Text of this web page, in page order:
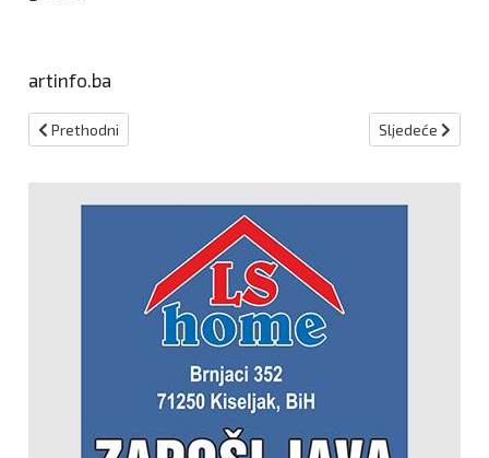
artinfo.ba
Prethodni članak: Čavara odbio pomilovati šest osoba
Prethodni Sljedeći
Sljedeće